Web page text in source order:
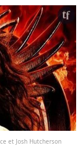
et Josh Hutcherson